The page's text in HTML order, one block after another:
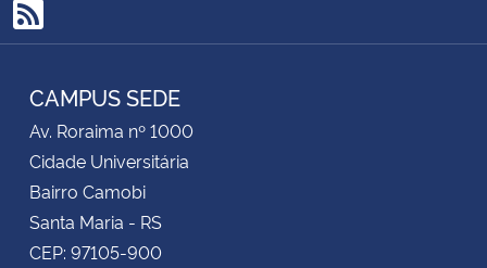
RSS
CAMPUS SEDE
Av. Roraima nº 1000
Cidade Universitária
Bairro Camobi
Santa Maria - RS
CEP: 97105-900